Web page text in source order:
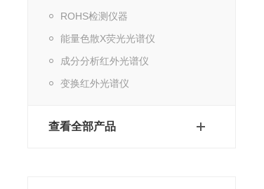
ROHS检测仪器
能量色散X荧光光谱仪
成分分析红外光谱仪
变换红外光谱仪
查看全部产品